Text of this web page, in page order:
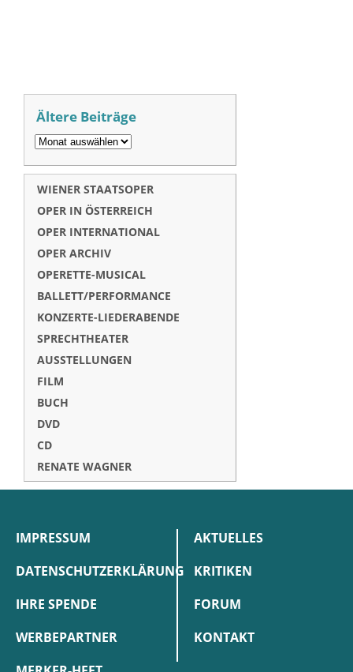
Ältere Beiträge
WIENER STAATSOPER
OPER IN ÖSTERREICH
OPER INTERNATIONAL
OPER ARCHIV
OPERETTE-MUSICAL
BALLETT/PERFORMANCE
KONZERTE-LIEDERABENDE
SPRECHTHEATER
AUSSTELLUNGEN
FILM
BUCH
DVD
CD
RENATE WAGNER
IMPRESSUM
DATENSCHUTZERKLÄRUNG
IHRE SPENDE
WERBEPARTNER
AKTUELLES
KRITIKEN
FORUM
KONTAKT